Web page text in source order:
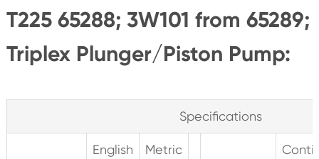
T225 65288; 3W101 from 65289;
Triplex Plunger/Piston Pump:
Specifications
English
Metric